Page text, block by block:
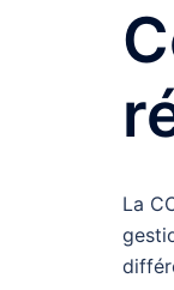
La